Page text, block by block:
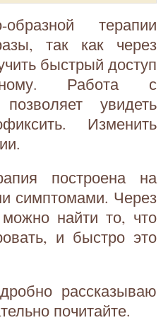
терапии
так как через
быстрый доступ
Работа с
увидеть
Изменить
построена на
симптомами. Через
найти то, что
и быстро это
рассказываю
почитайте.